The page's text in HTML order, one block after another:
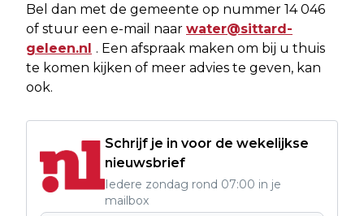
Bel dan met de gemeente op nummer 14 046
of stuur een e-mail naar water@sittard-
geleen.nl . Een afspraak maken om bij u thuis
te komen kijken of meer advies te geven, kan
ook.
Schrijf je in voor de wekelijkse
nieuwsbrief
Iedere zondag rond 07:00 in je
mailbox